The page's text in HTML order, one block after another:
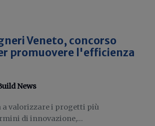
Veneto, concorso
promuovere l'efficienza
News
a valorizzare i progetti più
di innovazione,...